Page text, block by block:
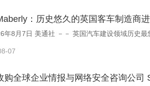
：历史悠久的英国客车制造商
07
购全球企业情报与网络安全咨询公司